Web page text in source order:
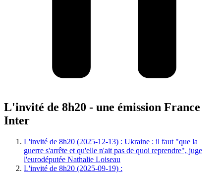
L'invité de 8h20 - une émission France
Inter
L'invité de 8h20 (2025-12-13) : Ukraine : il faut "que la
guerre s'arrête et qu'elle n'ait pas de quoi reprendre", juge
l'eurodéputée Nathalie Loiseau
L'invité de 8h20 (2025-09-19) :